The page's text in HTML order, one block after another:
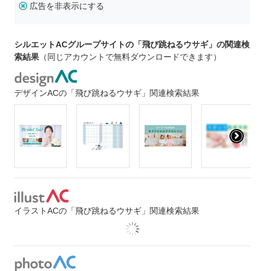
広告を非表示にする
シルエットACグループサイトの「飛び跳ねるウサギ」の関連検
索結果 （同じアカウントで無料ダウンロードできます）
デザインACの「飛び跳ねるウサギ」関連検索結果
イラストACの「飛び跳ねるウサギ」関連検索結果